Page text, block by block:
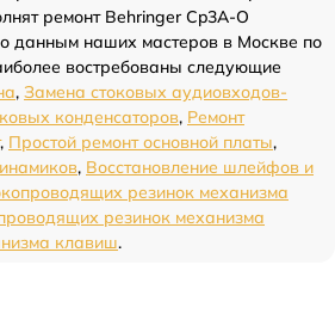
ремонт Behringer Cp3A-O
данным наших мастеров в Москве по
востребованы следующие
, Замена стоковых аудиовходов-
конденсаторов, Ремонт
, Простой ремонт основной платы,
, Восстановление шлейфов и
резинок механизма
резинок механизма
клавиш.